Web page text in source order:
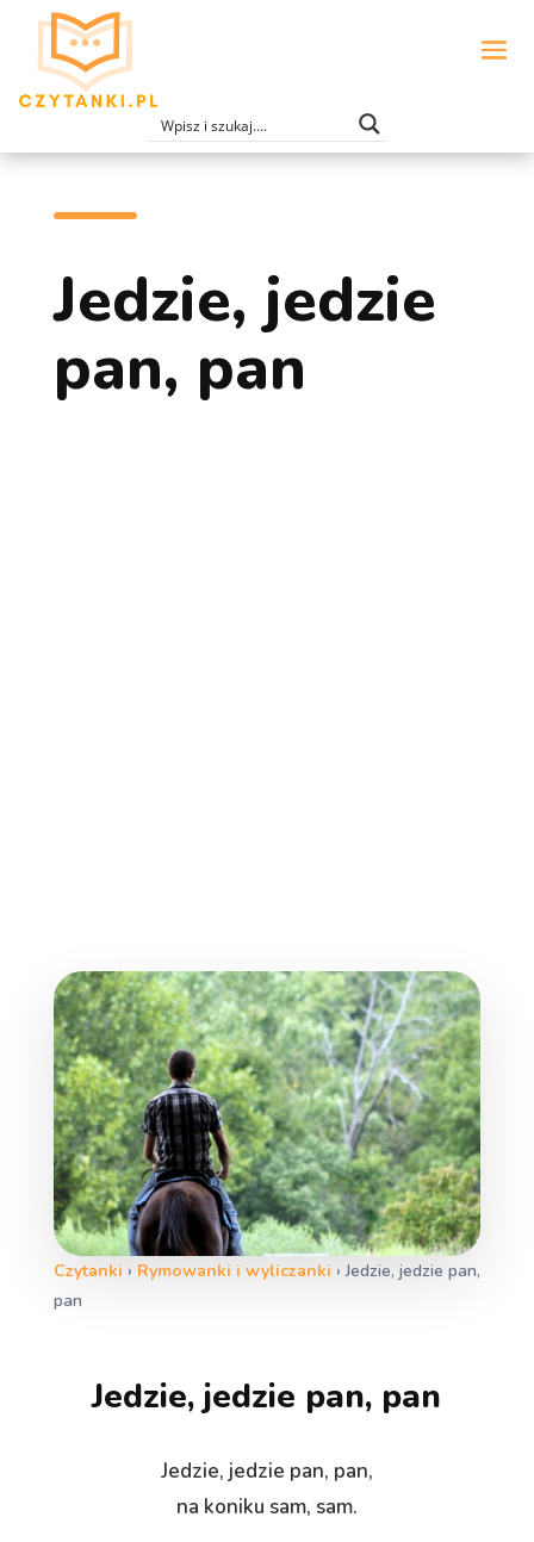
Jedzie, jedzie
pan, pan
Czytanki › Rymowanki i wyliczanki ›Jedzie, jedzie pan,
pan
Jedzie, jedzie pan, pan
Jedzie, jedzie pan, pan,
na koniku sam, sam.